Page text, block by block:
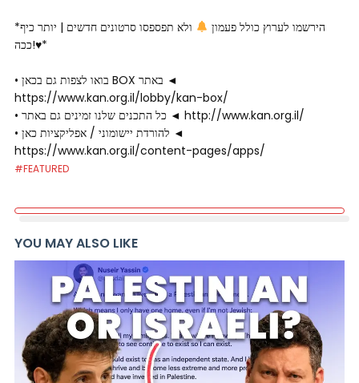
*הירשמו לערוץ כולל פעמון
ולא תפספסו סרטונים חדשים | יותר כיף
ככה!♥*
• בואו לצפות גם בכאן BOX באתר ◄
https://www.kan.org.il/lobby/kan-box/
• כל התכנים שלנו זמינים גם באתר ◄ http://www.kan.org.il/
• להורדת יישומוני / אפליקציות כאן ◄
https://www.kan.org.il/content-pages/apps/
#FEATURED
YOU MAY ALSO LIKE